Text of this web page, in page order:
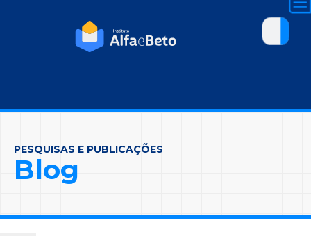
PESQUISAS E PUBLICAÇÕES
Blog